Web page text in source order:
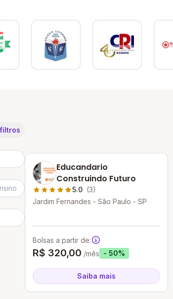
Educandario
Construindo Futuro
5.0 (3)
Jardim Fernandes - São Paulo - SP
Bolsas a partir de:
R$ 320,00 /mês - 50%
Saiba mais